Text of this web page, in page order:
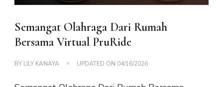
Semangat Olahraga Dari Rumah
Bersama Virtual PruRide
BY LILY KANAYA UPDATED ON 04/16/2026